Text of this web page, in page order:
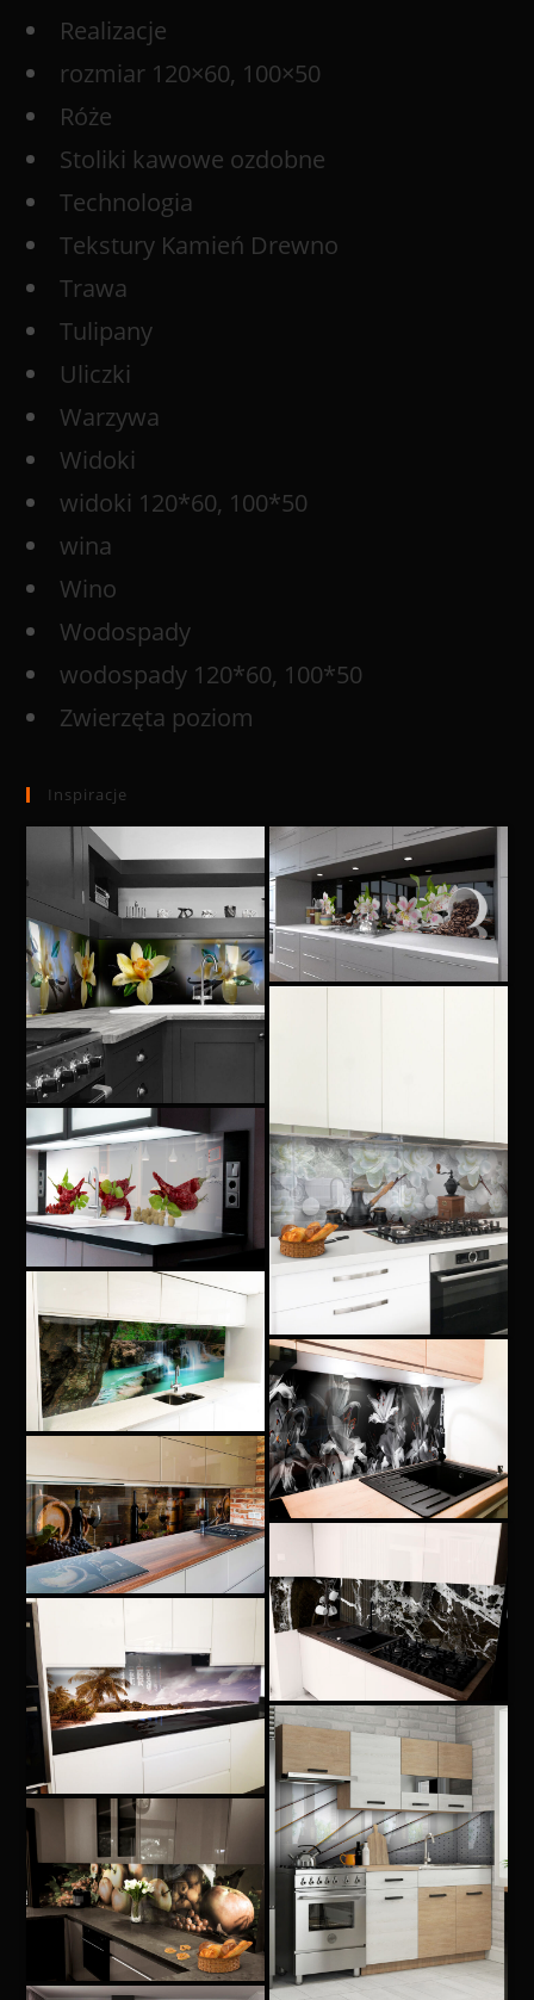
Realizacje
rozmiar 120×60, 100×50
Róże
Stoliki kawowe ozdobne
Technologia
Tekstury Kamień Drewno
Trawa
Tulipany
Uliczki
Warzywa
Widoki
widoki 120*60, 100*50
wina
Wino
Wodospady
wodospady 120*60, 100*50
Zwierzęta poziom
Inspiracje